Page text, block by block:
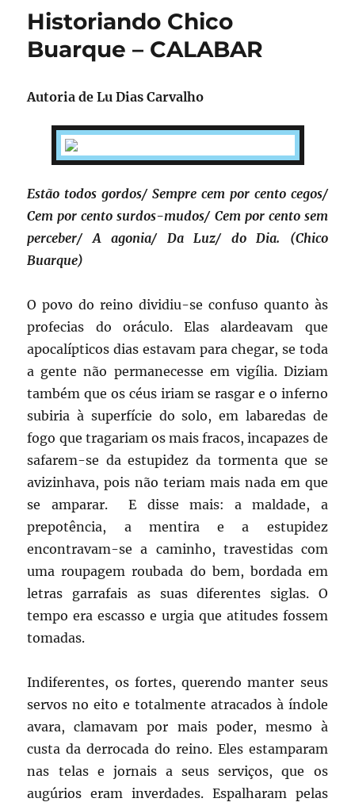
Historiando Chico
Buarque – CALABAR
Autoria de Lu Dias Carvalho
Estão todos gordos/ Sempre cem por cento cegos/
Cem por cento surdos-mudos/ Cem por cento sem
perceber/ A agonia/ Da Luz/ do Dia. (Chico
Buarque)
O povo do reino dividiu-se confuso quanto às
profecias do oráculo. Elas alardeavam que
apocalípticos dias estavam para chegar, se toda
a gente não permanecesse em vigília. Diziam
também que os céus iriam se rasgar e o inferno
subiria à superfície do solo, em labaredas de
fogo que tragariam os mais fracos, incapazes de
safarem-se da estupidez da tormenta que se
avizinhava, pois não teriam mais nada em que
se amparar. E disse mais: a maldade, a
prepotência, a mentira e a estupidez
encontravam-se a caminho, travestidas com
uma roupagem roubada do bem, bordada em
letras garrafais as suas diferentes siglas. O
tempo era escasso e urgia que atitudes fossem
tomadas.
Indiferentes, os fortes, querendo manter seus
servos no eito e totalmente atracados à índole
avara, clamavam por mais poder, mesmo à
custa da derrocada do reino. Eles estamparam
nas telas e jornais a seus serviços, que os
augúrios eram inverdades. Espalharam pelas